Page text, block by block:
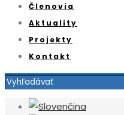
Členovia
Aktuality
Projekty
Kontakt